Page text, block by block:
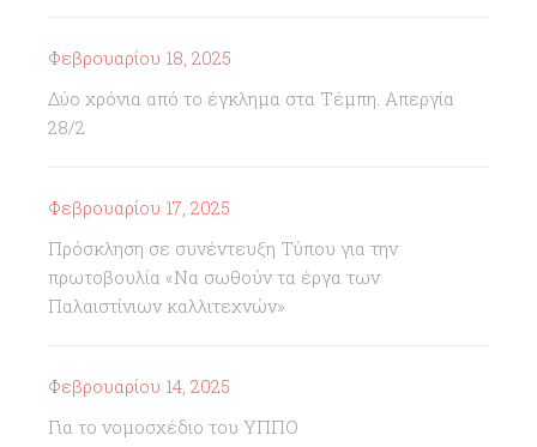
Φεβρουαρίου 18, 2025
Δύο χρόνια από το έγκλημα στα Τέμπη. Απεργία
28/2
Φεβρουαρίου 17, 2025
Πρόσκληση σε συνέντευξη Τύπου για την
πρωτοβουλία «Να σωθούν τα έργα των
Παλαιστίνιων καλλιτεχνών»
Φεβρουαρίου 14, 2025
Για το νομοσχέδιο του ΥΠΠΟ